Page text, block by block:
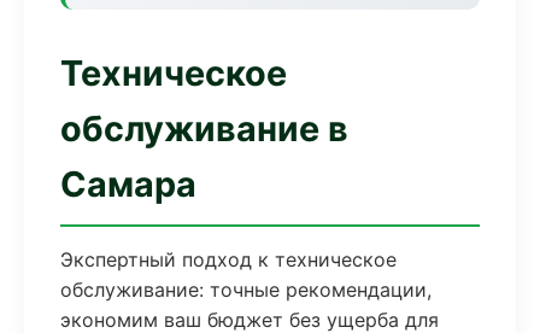
Техническое
обслуживание в
Самара
Экспертный подход к техническое
обслуживание: точные рекомендации,
экономим ваш бюджет без ущерба для